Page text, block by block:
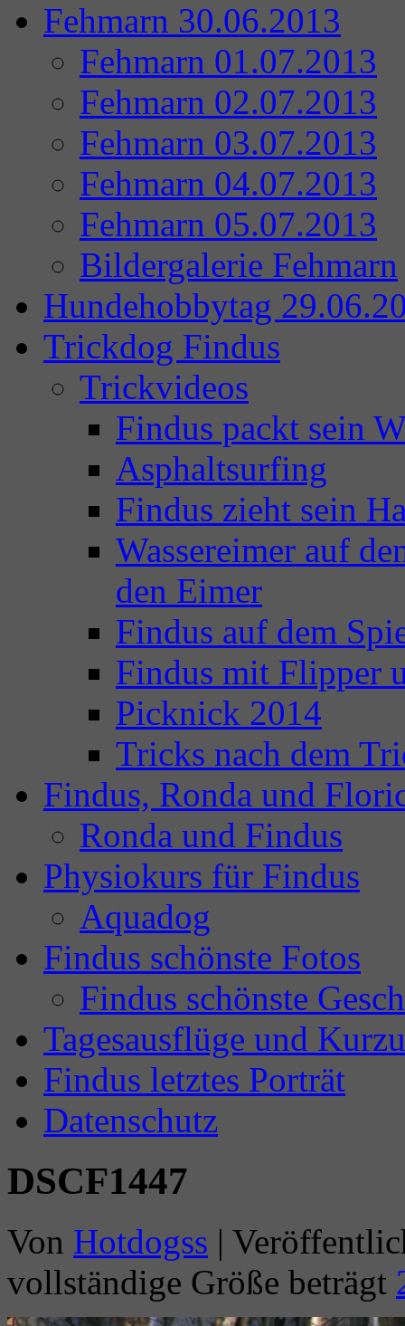
Fehmarn 30.06.2013
Fehmarn 01.07.2013
Fehmarn 02.07.2013
Fehmarn 03.07.2013
Fehmarn 04.07.2013
Fehmarn 05.07.2013
Bildergalerie Fehmarn
Hundehobbytag
Trickdog Findus
Trickvideos
Findus packt sein
Asphaltsurfing
Findus zieht sein
Wassereimer auf
den Eimer
Findus auf dem
Findus mit Flipper
Picknick 2014
Tricks nach dem
Findus, Ronda und
Ronda und Findus
Physiokurs für Findus
Aquadog
Findus schönste Fotos
Findus schönste
Tagesausflüge und
Findus letztes Porträt
Datenschutz
DSCF1447
Von Hotdogss |
vollständige Größe beträgt